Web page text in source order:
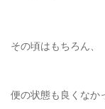
その頃はもちろん、
便の状態も良くなか